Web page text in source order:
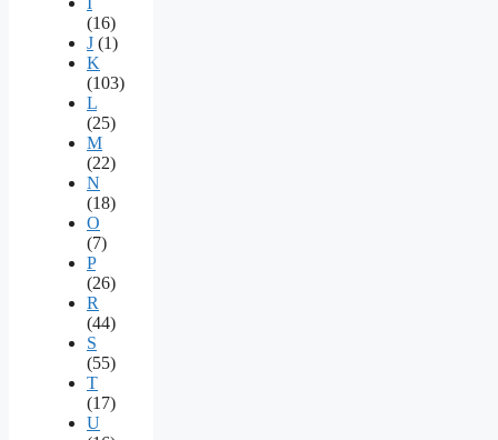
(16)
J (1)
K
(103)
L
(25)
M
(22)
N
(18)
O
(7)
P
(26)
R
(44)
S
(55)
T
(17)
U